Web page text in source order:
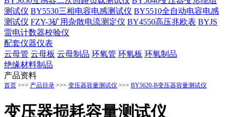
测试仪 BY5530三相电容电感测试仪 BY5510全自动电容电感
测试仪 FZY-3矿用杂散电流测定仪 BY4550高压兆欧表 BYJS
雷电计数器校验仪
配套仪器仪表
云母管 云母板 云母制品 环氧管 环氧板 环氧制品
绝缘材料制品
产品资料
首页 >>> 产品目录 >>> 变压器容量测试仪 >>> BY5620-B变压器容量测试仪
变压器损耗容量测试仪